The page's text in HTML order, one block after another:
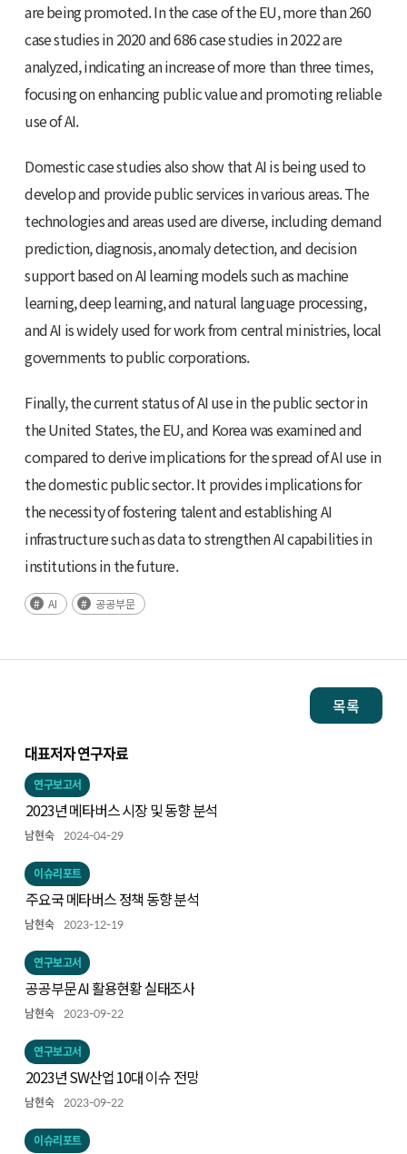
are being promoted. In the case of the EU, more than 260
case studies in 2020 and 686 case studies in 2022 are
analyzed, indicating an increase of more than three times,
focusing on enhancing public value and promoting reliable
use of AI.
Domestic case studies also show that AI is being used to
develop and provide public services in various areas. The
technologies and areas used are diverse, including demand
prediction, diagnosis, anomaly detection, and decision
support based on AI learning models such as machine
learning, deep learning, and natural language processing,
and AI is widely used for work from central ministries, local
governments to public corporations.
Finally, the current status of AI use in the public sector in
the United States, the EU, and Korea was examined and
compared to derive implications for the spread of AI use in
the domestic public sector. It provides implications for
the necessity of fostering talent and establishing AI
infrastructure such as data to strengthen AI capabilities in
institutions in the future.
AI 공공부문
목록
대표저자 연구자료
연구보고서
2023년 메타버스 시장 및 동향 분석
남현숙 2024-04-29
이슈리포트
주요국 메타버스 정책 동향 분석
남현숙 2023-12-19
연구보고서
공공부문 AI 활용현황 실태조사
남현숙 2023-09-22
연구보고서
2023년 SW산업 10대 이슈 전망
남현숙 2023-09-22
이슈리포트